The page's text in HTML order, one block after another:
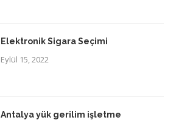
Elektronik Sigara Seçimi
Eylül 15, 2022
Antalya yük gerilim işletme